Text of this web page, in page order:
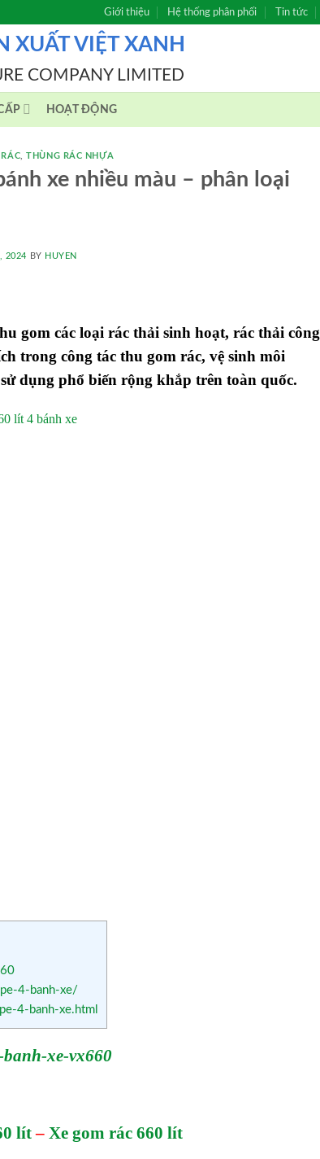
Giới thiệu Hệ thống phân phối Tin tức
XUẤT VIỆT XANH
COMPANY LIMITED
HOẠT ĐỘNG
,THÙNG RÁC NHỰA
xe nhiều màu – phân loại
2024 BY HUYEN
gom các loại rác thải sinh hoạt, rác thải công
trong công tác thu gom rác, vệ sinh môi
dụng phổ biến rộng khắp trên toàn quốc.
4-banh-xe/
4-banh-xe.html
xe-vx660
lít– Xe gom rác 660 lít